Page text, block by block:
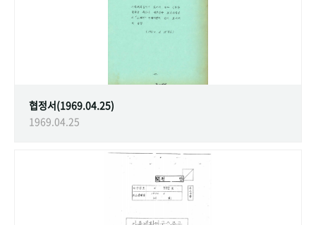
협정서(1969.04.25)
1969.04.25